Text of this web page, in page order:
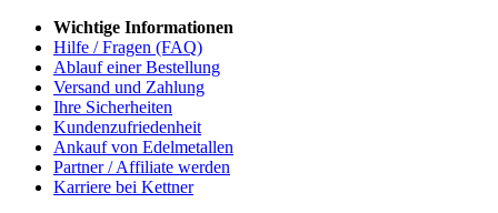
Wichtige Informationen
Hilfe / Fragen (FAQ)
Ablauf einer Bestellung
Versand und Zahlung
Ihre Sicherheiten
Kundenzufriedenheit
Ankauf von Edelmetallen
Partner / Affiliate werden
Karriere bei Kettner